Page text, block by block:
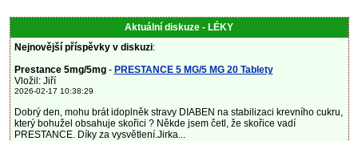
Aktuální diskuze - LÉKY
Nejnovější příspěvky v diskuzi:
Prestance 5mg/5mg- PRESTANCE 5 MG/5 MG 20 Tablety
Vložil: Jiří
2026-02-17 10:38:29
Dobrý den, mohu brát idoplněk stravy DIABEN na stabilizaci krevního cukru,
který bohužel obsahuje skořici ? Někde jsem četl, že skořice vadí
PRESTANCE. Díky za vysvětlení.Jirka...